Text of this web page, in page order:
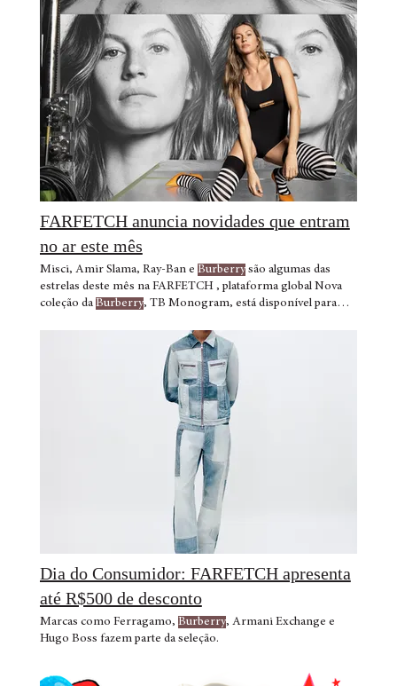
FARFETCH anuncia novidades que entram
no ar este mês
Misci, Amir Slama, Ray-Ban e Burberrysão algumas das
estrelas deste mês na FARFETCH , plataforma global Nova
coleção da Burberry, TB Monogram, está disponível para
apresenta a nova coleção de TB Summer
Monogram por Riccardo Tisci, com Gisele Bundchen A
coleção une dois ícones daBurberrypara formar uma
estampa ousada que simboliza a sinergia entre o
Dia do Consumidor: FARFETCH apresenta
até R$500 de desconto
Marcas como Ferragamo, Burberry, Armani Exchange e
Hugo Boss fazem parte da seleção.